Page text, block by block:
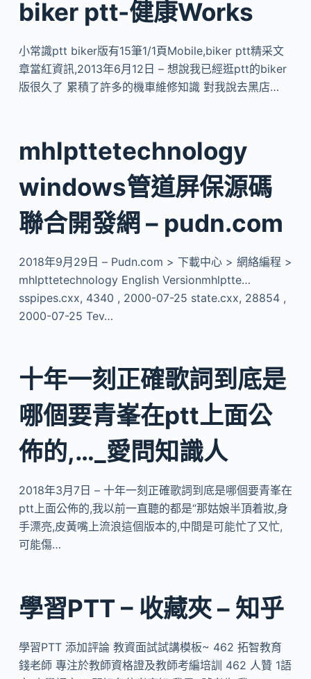
biker ptt-健康Works
小常識ptt biker版有15筆1/1頁Mobile,biker ptt精采文
章當紅資訊,2013年6月12日 – 想說我已經逛ptt的biker
版很久了 累積了許多的機車維修知識 對我說去黑店…
mhlpttetechnology
windows管道屏保源碼
聯合開發網 – pudn.com
2018年9月29日 – Pudn.com > 下載中心 > 網絡編程 >
mhlpttetechnology English Versionmhlptte…
sspipes.cxx, 4340 , 2000-07-25 state.cxx, 28854 ,
2000-07-25 Tev…
十年一刻正確歌詞到底是
哪個要青峯在ptt上面公
佈的,…_愛問知識人
2018年3月7日 – 十年一刻正確歌詞到底是哪個要青峯在
ptt上面公佈的,我以前一直聽的都是“那姑娘半頂着妝,身
手漂亮,皮黃嘴上流浪這個版本的,中間是可能忙了又忙,
可能傷…
學習PTT – 收藏夾 – 知乎
學習PTT 添加評論 教資面試試講模板~ 462 拓智教育
錢老師 專注於教師資格證及教師考編培訓 462 人贊 1語